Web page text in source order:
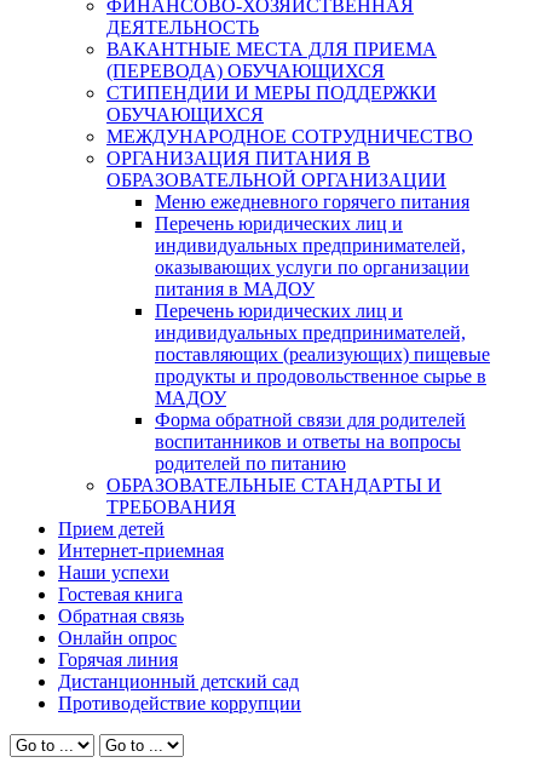
ФИНАНСОВО-ХОЗЯЙСТВЕННАЯ
ДЕЯТЕЛЬНОСТЬ
ВАКАНТНЫЕ МЕСТА ДЛЯ ПРИЕМА
(ПЕРЕВОДА) ОБУЧАЮЩИХСЯ
СТИПЕНДИИ И МЕРЫ ПОДДЕРЖКИ
ОБУЧАЮЩИХСЯ
МЕЖДУНАРОДНОЕ СОТРУДНИЧЕСТВО
ОРГАНИЗАЦИЯ ПИТАНИЯ В
ОБРАЗОВАТЕЛЬНОЙ ОРГАНИЗАЦИИ
Меню ежедневного горячего питания
Перечень юридических лиц и
индивидуальных предпринимателей,
оказывающих услуги по организации
питания в МАДОУ
Перечень юридических лиц и
индивидуальных предпринимателей,
поставляющих (реализующих) пищевые
продукты и продовольственное сырье в
МАДОУ
Форма обратной связи для родителей
воспитанников и ответы на вопросы
родителей по питанию
ОБРАЗОВАТЕЛЬНЫЕ СТАНДАРТЫ И
ТРЕБОВАНИЯ
Прием детей
Интернет-приемная
Наши успехи
Гостевая книга
Обратная связь
Онлайн опрос
Горячая линия
Дистанционный детский сад
Противодействие коррупции